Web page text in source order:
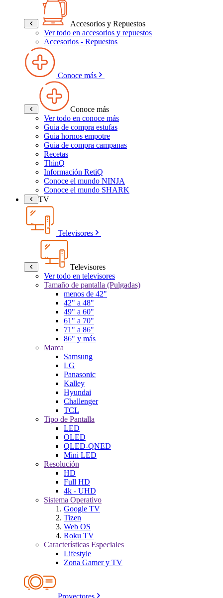
Accesorios y Repuestos
Ver todo en accesorios y repuestos
Accesorios - Repuestos
Conoce más
Conoce más
Ver todo en conoce más
Guia de compra estufas
Guia hornos empotre
Guia de compra campanas
Recetas
ThinQ
Información RetiQ
Conoce el mundo NINJA
Conoce el mundo SHARK
TV
Televisores
Televisores
Ver todo en televisores
Tamaño de pantalla (Pulgadas)
menos de 42"
42" a 48"
49" a 60"
61" a 70"
71" a 86"
86" y más
Marca
Samsung
LG
Panasonic
Kalley
Hyundai
Challenger
TCL
Tipo de Pantalla
LED
OLED
QLED-QNED
Mini LED
Resolución
HD
Full HD
4k - UHD
Sistema Operativo
Google TV
Tizen
Web OS
Roku TV
Características Especiales
Lifestyle
Zona Gamer y TV
Proyectores